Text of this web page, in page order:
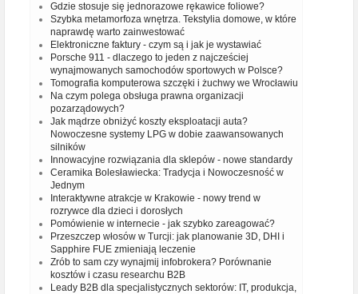
Gdzie stosuje się jednorazowe rękawice foliowe?
Szybka metamorfoza wnętrza. Tekstylia domowe, w które
naprawdę warto zainwestować
Elektroniczne faktury - czym są i jak je wystawiać
Porsche 911 - dlaczego to jeden z najcześciej
wynajmowanych samochodów sportowych w Polsce?
Tomografia komputerowa szczęki i żuchwy we Wrocławiu
Na czym polega obsługa prawna organizacji
pozarządowych?
Jak mądrze obniżyć koszty eksploatacji auta?
Nowoczesne systemy LPG w dobie zaawansowanych
silników
Innowacyjne rozwiązania dla sklepów - nowe standardy
Ceramika Bolesławiecka: Tradycja i Nowoczesność w
Jednym
Interaktywne atrakcje w Krakowie - nowy trend w
rozrywce dla dzieci i dorosłych
Pomówienie w internecie - jak szybko zareagować?
Przeszczep włosów w Turcji: jak planowanie 3D, DHI i
Sapphire FUE zmieniają leczenie
Zrób to sam czy wynajmij infobrokera? Porównanie
kosztów i czasu researchu B2B
Leady B2B dla specjalistycznych sektorów: IT, produkcja,